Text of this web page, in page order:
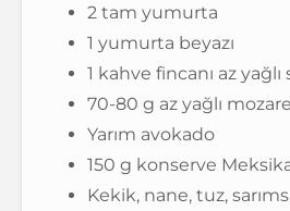
2 tam yumurta
1 yumurta beyazı
1 kahve fincanı az yağlı
70-80 g az yağlı
Yarım avokado
150 g konserve
Kekik, nane, tuz,